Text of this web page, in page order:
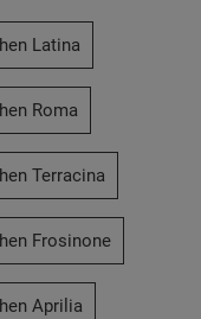
Latina
Roma
Terracina
Frosinone
Aprilia